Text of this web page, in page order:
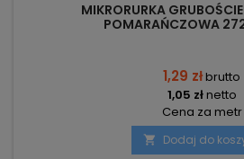
MIKRORURKA
POMARAŃCZOWA
1,29 złbrutto
1,05 złnetto
Cena za metr
 Dodaj do